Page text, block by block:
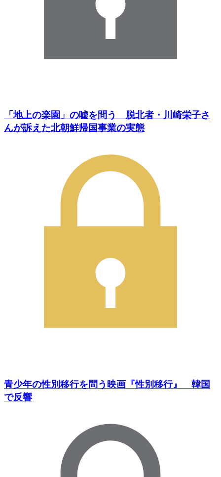
「地上の楽園」の嘘を問う 脱北者・川崎栄子さ
んが訴えた北朝鮮帰国事業の実態
青少年の性別移行を問う映画『性別移行』 韓国
で反響